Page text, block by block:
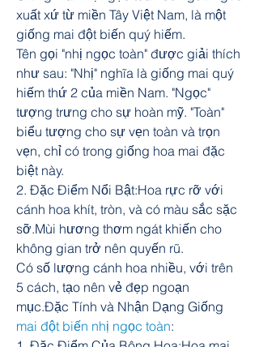
xuất xứ từ miền Tây Việt Nam, là một
giống mai đột biến quý hiếm.
Tên gọi "nhị ngọc toàn" được giải thích
như sau: "Nhị" nghĩa là giống mai quý
hiếm thứ 2 của miền Nam. "Ngọc"
tượng trưng cho sự hoàn mỹ. "Toàn"
biểu tượng cho sự vẹn toàn và trọn
vẹn, chỉ có trong giống hoa mai đặc
biệt này.
2. Đặc Điểm Nổi Bật:Hoa rực rỡ với
cánh hoa khít, tròn, và có màu sắc sặc
sỡ.Mùi hương thơm ngát khiến cho
không gian trở nên quyến rũ.
Có số lượng cánh hoa nhiều, với trên
5 cách, tạo nên vẻ đẹp ngoạn
mai đột biến nhị ngọc toàn: